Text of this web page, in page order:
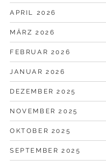
APRIL 2026
MÄRZ 2026
FEBRUAR 2026
JANUAR 2026
DEZEMBER 2025
NOVEMBER 2025
OKTOBER 2025
SEPTEMBER 2025